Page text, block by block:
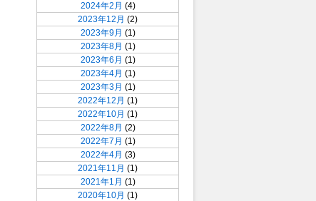
2024年2月 (4)
2023年12月 (2)
2023年9月 (1)
2023年8月 (1)
2023年6月 (1)
2023年4月 (1)
2023年3月 (1)
2022年12月 (1)
2022年10月 (1)
2022年8月 (2)
2022年7月 (1)
2022年4月 (3)
2021年11月 (1)
2021年1月 (1)
2020年10月 (1)